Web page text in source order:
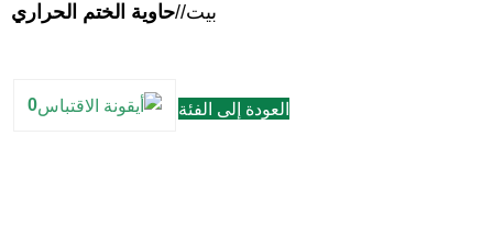
بيت/ حاوية الختم الحراري
العودة إلى الفئة 0